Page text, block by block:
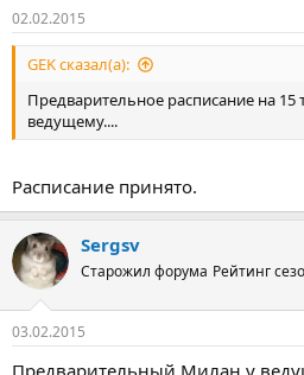
02.02.2015
GEK сказал(а):
Предварительное расписание на 15
ведущему....
Расписание принято.
Sergsv
Старожил форума Рейтинг
03.02.2015
Предварительный Милан у